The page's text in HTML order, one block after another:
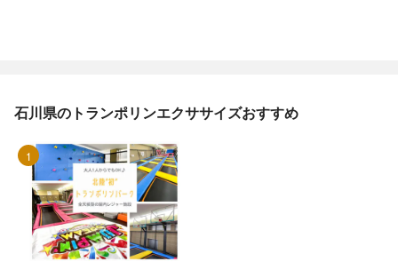
石川県のトランポリンエクササイズおすすめ
1位